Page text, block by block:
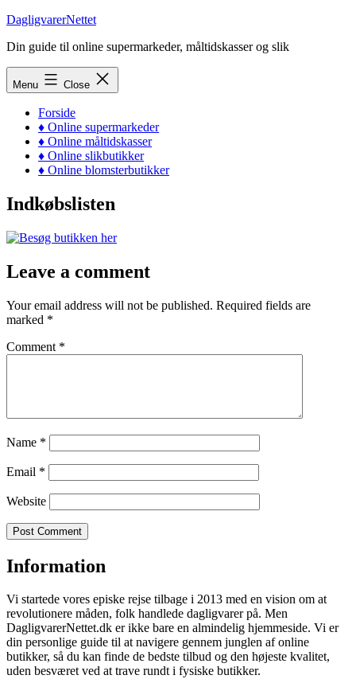
Skip
content
DagligvarerNettet
Din guide til online supermarkeder, måltidskasser og slik
Menu Close
Forside
♦ Online supermarkeder
♦ Online måltidskasser
♦ Online slikbutikker
♦ Online blomsterbutikker
Indkøbslisten
Leave a comment
Your email address will not be published. Required fields are
marked *
Comment *
Name *
Email *
Website
Information
Vi startede vores episke rejse tilbage i 2013 med en vision om at
revolutionere måden, folk handlede dagligvarer på. Men
DagligvarerNettet.dk er ikke bare en almindelig hjemmeside. Vi er
din personlige guide til at navigere gennem junglen af online
butikker, så du kan finde de bedste tilbud og den højeste kvalitet,
uden besværet ved at trave rundt i fysiske butikker.